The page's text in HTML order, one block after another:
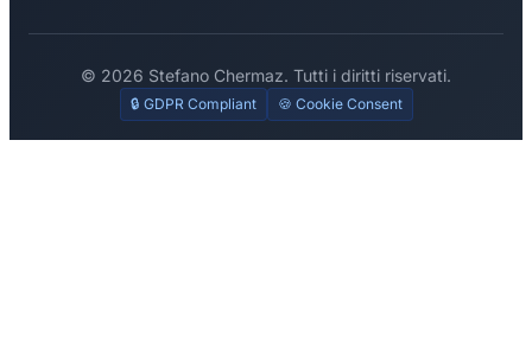
© 2026 Stefano Chermaz. Tutti i diritti riservati.
🔒 GDPR Compliant 🍪 Cookie Consent